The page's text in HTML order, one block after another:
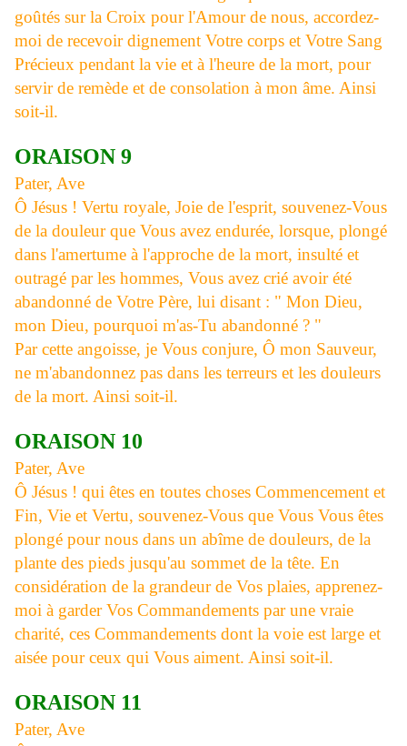
goûtés sur la Croix pour l'Amour de nous, accordez-
moi de recevoir dignement Votre corps et Votre Sang
Précieux pendant la vie et à l'heure de la mort, pour
servir de remède et de consolation à mon âme. Ainsi
soit-il.
ORAISON 9
Pater, Ave
Ô Jésus ! Vertu royale, Joie de l'esprit, souvenez-Vous
de la douleur que Vous avez endurée, lorsque, plongé
dans l'amertume à l'approche de la mort, insulté et
outragé par les hommes, Vous avez crié avoir été
abandonné de Votre Père, lui disant : " Mon Dieu,
mon Dieu, pourquoi m'as-Tu abandonné ? "
Par cette angoisse, je Vous conjure, Ô mon Sauveur,
ne m'abandonnez pas dans les terreurs et les douleurs
de la mort. Ainsi soit-il.
ORAISON 10
Pater, Ave
Ô Jésus ! qui êtes en toutes choses Commencement et
Fin, Vie et Vertu, souvenez-Vous que Vous Vous êtes
plongé pour nous dans un abîme de douleurs, de la
plante des pieds jusqu'au sommet de la tête. En
considération de la grandeur de Vos plaies, apprenez-
moi à garder Vos Commandements par une vraie
charité, ces Commandements dont la voie est large et
aisée pour ceux qui Vous aiment. Ainsi soit-il.
ORAISON 11
Pater, Ave